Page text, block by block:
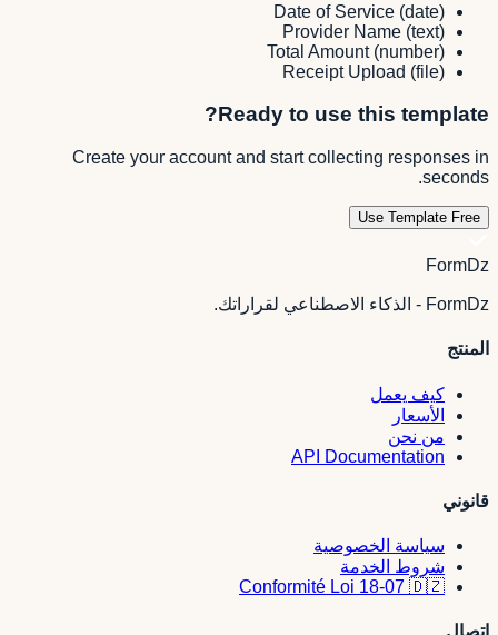
Date of Service (date)
Provider Name (text)
Total Amount (number)
Receipt Upload (file)
Ready to use this template?
Create your account and start collecting responses in
seconds.
Use Template Free
FormDz
FormDz - الذكاء الاصطناعي لقراراتك.
المنتج
كيف يعمل
الأسعار
من نحن
API Documentation
قانوني
سياسة الخصوصية
شروط الخدمة
Conformité Loi 18-07 🇩🇿